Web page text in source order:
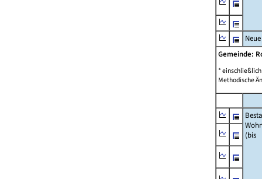
Gemeinde:
*
Methodische
(bis